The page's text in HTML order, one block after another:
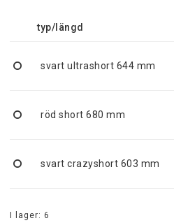
typ/längd
svart ultrashort 644 mm
röd short 680 mm
svart crazyshort 603 mm
I lager: 6